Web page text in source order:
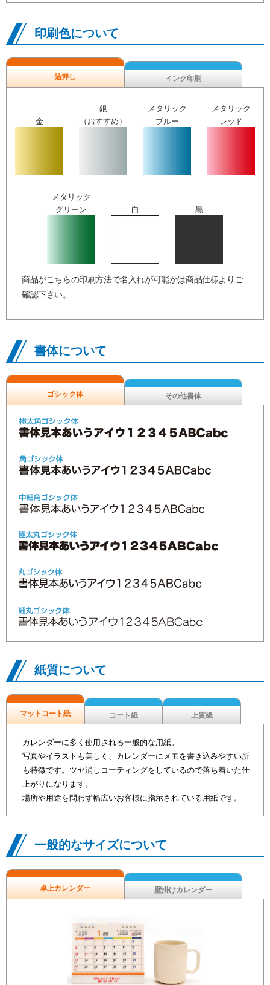
印刷色について
箔押し インク印刷
金
銀
（おすすめ）
メタリック
ブルー
メタリック
レッド
メタリック
グリーン
白 黒
商品がこちらの印刷方法で名入れが可能かは商品仕様よりご
確認下さい。
書体について
ゴシック体 その他書体
紙質について
マットコート紙 コート紙 上質紙
カレンダーに多く使用される一般的な用紙。
写真やイラストも美しく、カレンダーにメモを書き込みやすい所
も特徴です。ツヤ消しコーティングをしているので落ち着いた仕
上がりになります。
場所や用途を問わず幅広いお客様に指示されている用紙です。
一般的なサイズについて
卓上カレンダー 壁掛けカレンダー